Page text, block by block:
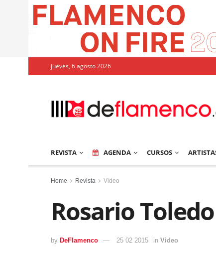
jueves, 6 agosto 2026
REVISTA AGENDA CURSOS
Home Revista Video
Rosario
by DeFlamenco 25 02 2015 in Video